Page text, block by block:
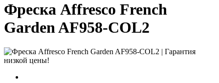
Фреска Affresco French
Garden AF958-COL2